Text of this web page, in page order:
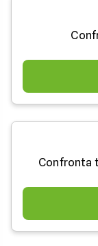
Confronta